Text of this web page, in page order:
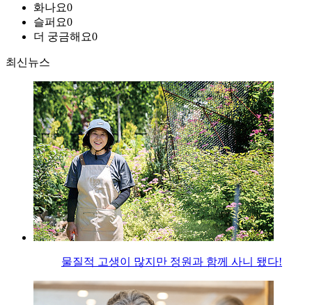
화나요0
슬퍼요0
더 궁금해요0
최신뉴스
물질적 고생이 많지만 정원과 함께 사니 됐다!